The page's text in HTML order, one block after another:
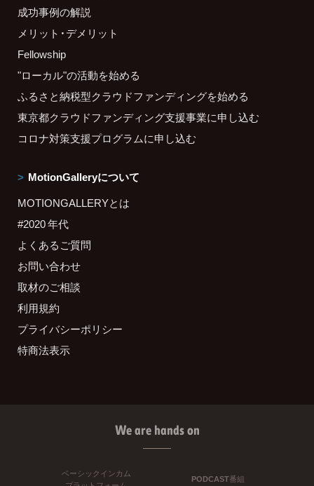
成功事例の解説
メリット・デメリット
Fellowship
"ローカル"の活動を始める
ふるさと納税型クラウドファンディングを始める
東京都クラウドファンディング支援事業に申し込む
コロナ対策支援プログラムに申し込む
MotionGalleryについて
MOTIONGALLERYとは
#2020 年代
よくあるご質問
お問い合わせ
取材のご相談
利用規約
プライバシーポリシー
特商法表示
We are hands on
ベーシックインカム
PODCAST番組